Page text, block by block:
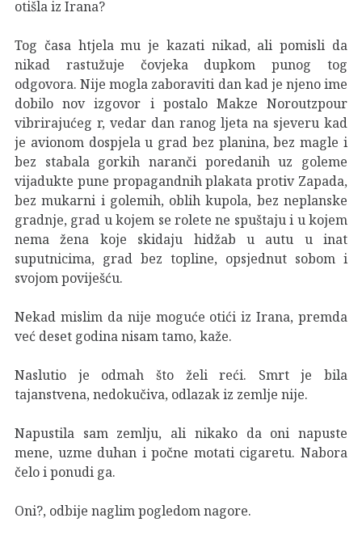
otišla iz Irana?
Tog časa htjela mu je kazati nikad, ali pomisli da
nikad rastužuje čovjeka dupkom punog tog
odgovora. Nije mogla zaboraviti dan kad je njeno ime
dobilo nov izgovor i postalo Makze Noroutzpour
vibrirajućeg r, vedar dan ranog ljeta na sjeveru kad
je avionom dospjela u grad bez planina, bez magle i
bez stabala gorkih naranči poredanih uz goleme
vijadukte pune propagandnih plakata protiv Zapada,
bez mukarni i golemih, oblih kupola, bez neplanske
gradnje, grad u kojem se rolete ne spuštaju i u kojem
nema žena koje skidaju hidžab u autu u inat
suputnicima, grad bez topline, opsjednut sobom i
svojom poviješću.
Nekad mislim da nije moguće otići iz Irana, premda
već deset godina nisam tamo, kaže.
Naslutio je odmah što želi reći. Smrt je bila
tajanstvena, nedokučiva, odlazak iz zemlje nije.
Napustila sam zemlju, ali nikako da oni napuste
mene, uzme duhan i počne motati cigaretu. Nabora
čelo i ponudi ga.
Oni?, odbije naglim pogledom nagore.